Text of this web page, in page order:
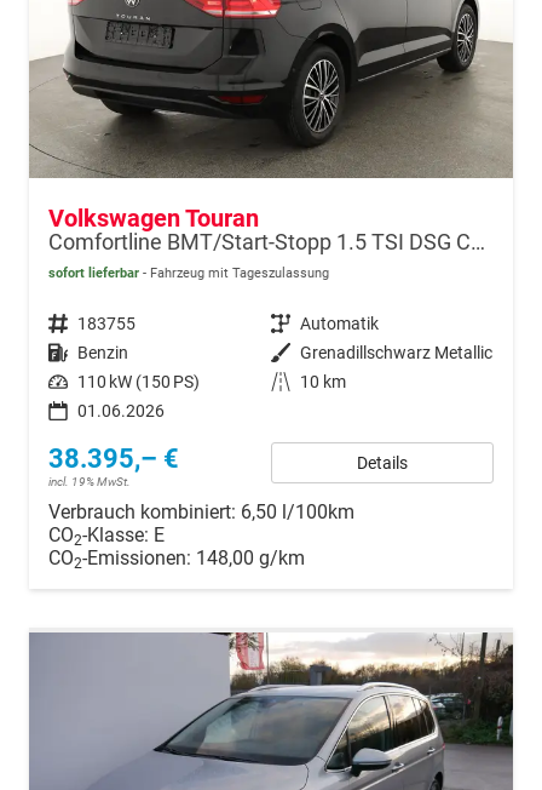
Volkswagen Touran
Comfortline BMT/Start-Stopp 1.5 TSI DSG Comfortline, 7-Sitzer, AHK, Navi, Matrix, el. Klappe, Side, FS-beheizbar, 4 J.-Garantie
sofort lieferbar Fahrzeug mit Tageszulassung
Fahrzeugnr. 183755 Getriebe Automatik
Kraftstoff Benzin Außenfarbe Grenadillschwarz Metallic
Leistung 110 kW (150 PS) Kilometerstand
10 km
01.06.2026
38.395,– €
incl. 19% MwSt.
Details
Verbrauch kombiniert: 6,50 l/100km
CO2-Klasse: E
CO2-Emissionen: 148,00 g/km